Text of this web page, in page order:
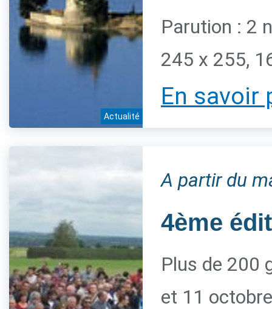
Actualité
Parution : 2
245 x 255,
En savoir
A partir du
4ème
Plus de 200
et 11